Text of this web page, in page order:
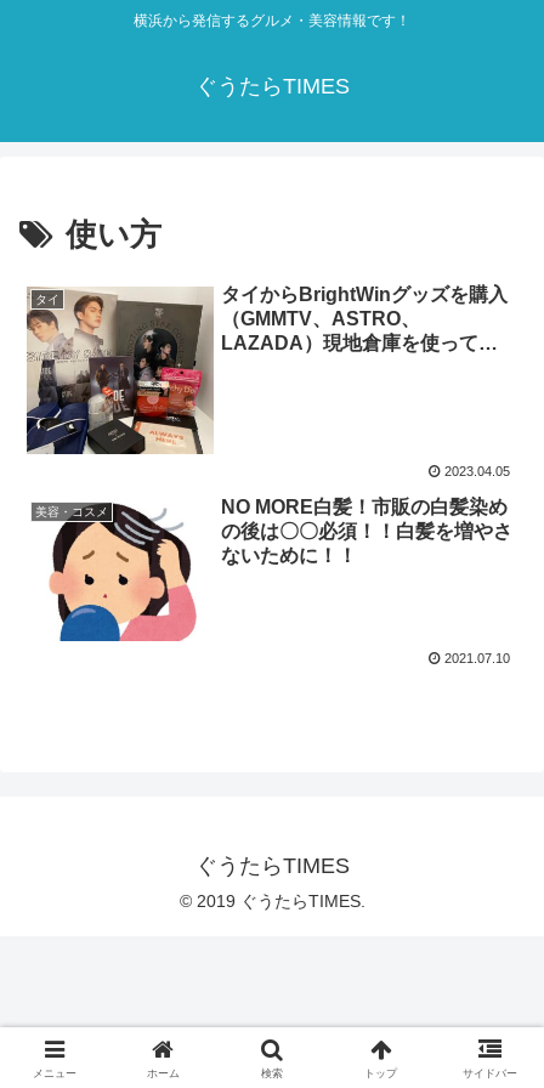
横浜から発信するグルメ・美容情報です！
ぐうたらTIMES
使い方
タイ
タイからBrightWinグッズを購入
（GMMTV、ASTRO、
LAZADA）現地倉庫を使って送
2023.04.05
美容・コスメ
NO MORE白髪！市販の白髪染め
の後は〇〇必須！！白髪を増やさ
ないために！！
2021.07.10
ぐうたらTIMES
© 2019 ぐうたらTIMES.
メニュー ホーム 検索 トップ サイドバー